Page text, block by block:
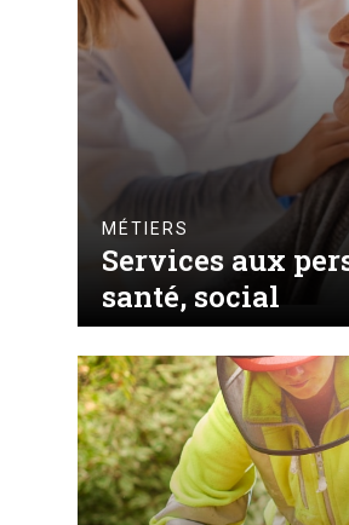
MÉTIERS
Services aux
santé, social